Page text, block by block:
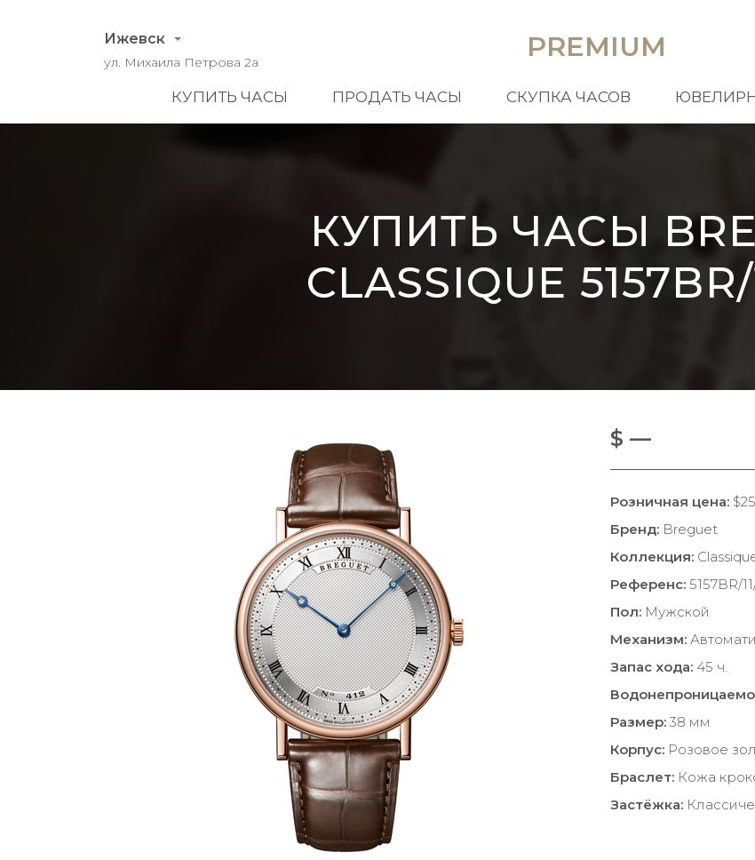
Ижевск
ул. Михаила Петрова 2а PREMIUM
КУПИТЬ ЧАСЫ ПРОДАТЬ ЧАСЫ СКУПКА ЧАСОВ
КУПИТЬ ЧАСЫ
CLASSIQUE
$ —
Розничная цена:
Бренд: Breguet
Коллекция:
Референс: 5157BR/
Пол: Мужской
Механизм:
Запас хода: 45 ч.
Размер: 38 мм
Корпус: Розовое
Браслет: Кожа
Застёжка: